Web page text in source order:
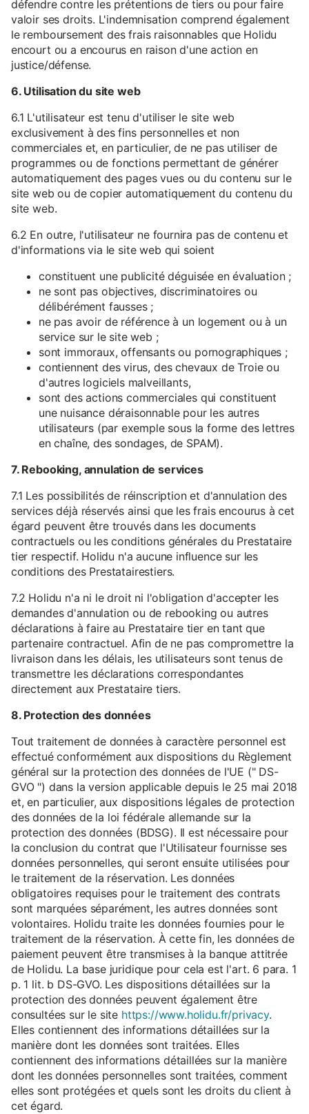
défendre contre les prétentions de tiers ou pour faire
valoir ses droits. L'indemnisation comprend également
le remboursement des frais raisonnables que Holidu
encourt ou a encourus en raison d'une action en
justice/défense.
6. Utilisation du site web
6.1 L'utilisateur est tenu d'utiliser le site web
exclusivement à des fins personnelles et non
commerciales et, en particulier, de ne pas utiliser de
programmes ou de fonctions permettant de générer
automatiquement des pages vues ou du contenu sur le
site web ou de copier automatiquement du contenu du
site web.
6.2 En outre, l'utilisateur ne fournira pas de contenu et
d'informations via le site web qui soient
constituent une publicité déguisée en évaluation ;
ne sont pas objectives, discriminatoires ou
délibérément fausses ;
ne pas avoir de référence à un logement ou à un
service sur le site web ;
sont immoraux, offensants ou pornographiques ;
contiennent des virus, des chevaux de Troie ou
d'autres logiciels malveillants,
sont des actions commerciales qui constituent
une nuisance déraisonnable pour les autres
utilisateurs (par exemple sous la forme des lettres
en chaîne, des sondages, de SPAM).
7. Rebooking, annulation de services
7.1 Les possibilités de réinscription et d'annulation des
services déjà réservés ainsi que les frais encourus à cet
égard peuvent être trouvés dans les documents
contractuels ou les conditions générales du Prestataire
tier respectif. Holidu n'a aucune influence sur les
conditions des Prestatairestiers.
7.2 Holidu n'a ni le droit ni l'obligation d'accepter les
demandes d'annulation ou de rebooking ou autres
déclarations à faire au Prestataire tier en tant que
partenaire contractuel. Afin de ne pas compromettre la
livraison dans les délais, les utilisateurs sont tenus de
transmettre les déclarations correspondantes
directement aux Prestataire tiers.
8. Protection des données
Tout traitement de données à caractère personnel est
effectué conformément aux dispositions du Règlement
général sur la protection des données de l'UE (" DS-
GVO ") dans la version applicable depuis le 25 mai 2018
et, en particulier, aux dispositions légales de protection
des données de la loi fédérale allemande sur la
protection des données (BDSG). Il est nécessaire pour
la conclusion du contrat que l'Utilisateur fournisse ses
données personnelles, qui seront ensuite utilisées pour
le traitement de la réservation. Les données
obligatoires requises pour le traitement des contrats
sont marquées séparément, les autres données sont
volontaires. Holidu traite les données fournies pour le
traitement de la réservation. À cette fin, les données de
paiement peuvent être transmises à la banque attitrée
de Holidu. La base juridique pour cela est l'art. 6 para. 1
p. 1 lit. b DS-GVO. Les dispositions détaillées sur la
protection des données peuvent également être
consultées sur le site https://www.holidu.fr/privacy.
Elles contiennent des informations détaillées sur la
manière dont les données sont traitées. Elles
contiennent des informations détaillées sur la manière
dont les données personnelles sont traitées, comment
elles sont protégées et quels sont les droits du client à
cet égard.